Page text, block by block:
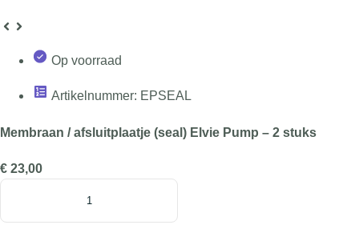
Op voorraad
Artikelnummer: EPSEAL
Membraan / afsluitplaatje (seal) Elvie Pump – 2 stuks
€ 23,00
Membraan
afsluitplaatje